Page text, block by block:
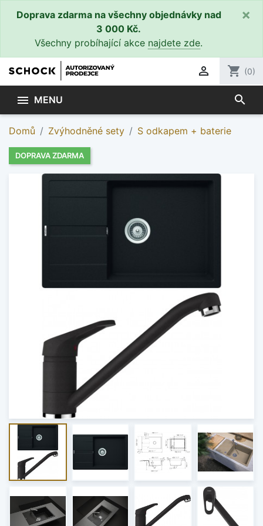
Doprava zdarma na všechny objednávky nad
3 000 Kč.
Všechny probíhající akce najdete zde.
×
 shopping_cart (0)
 MENU search
Domů Zvýhodněné sety S odkapem + baterie
DOPRAVA ZDARMA